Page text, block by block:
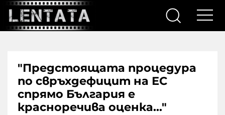
"Предстоящата процедура
по свръхдефицит на ЕС
спрямо България е
красноречива оценка..."